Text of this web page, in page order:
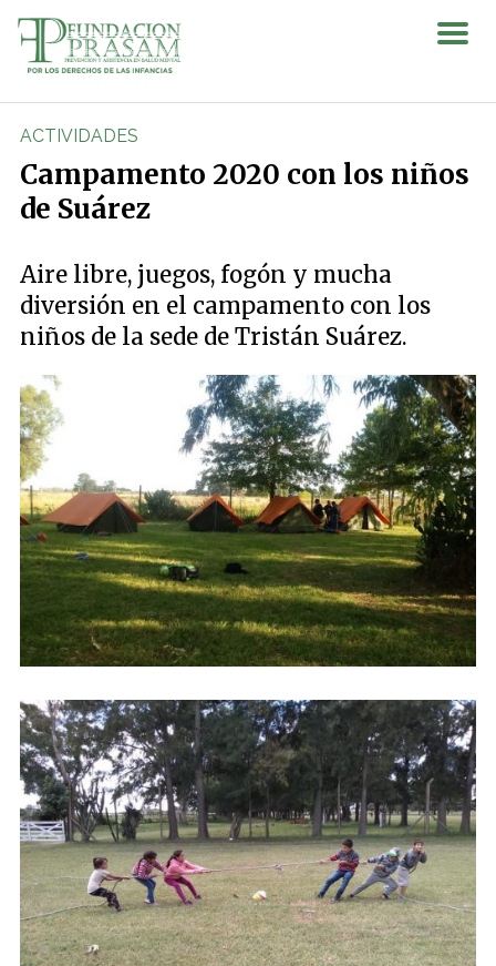
ACTIVIDADES
Campamento 2020 con los niños
de Suárez
Aire libre, juegos, fogón y mucha
diversión en el campamento con los
niños de la sede de Tristán Suárez.